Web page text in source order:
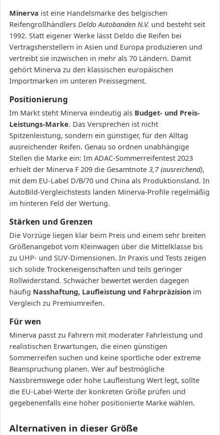
Minerva ist eine Handelsmarke des belgischen
Reifengroßhändlers Deldo Autobanden N.V. und besteht seit
1992. Statt eigener Werke lässt Deldo die Reifen bei
Vertragsherstellern in Asien und Europa produzieren und
vertreibt sie inzwischen in mehr als 70 Ländern. Damit
gehört Minerva zu den klassischen europäischen
Importmarken im unteren Preissegment.
Positionierung
Im Markt steht Minerva eindeutig als Budget- und Preis-
Leistungs-Marke. Das Versprechen ist nicht
Spitzenleistung, sondern ein günstiger, für den Alltag
ausreichender Reifen. Genau so ordnen unabhängige
Stellen die Marke ein: Im ADAC-Sommerreifentest 2023
erhielt der Minerva F 209 die Gesamtnote 3,7 (ausreichend),
mit dem EU-Label D/B/70 und China als Produktionsland. In
AutoBild-Vergleichstests landen Minerva-Profile regelmäßig
im hinteren Feld der Wertung.
Stärken und Grenzen
Die Vorzüge liegen klar beim Preis und einem sehr breiten
Größenangebot vom Kleinwagen über die Mittelklasse bis
zu UHP- und SUV-Dimensionen. In Praxis und Tests zeigen
sich solide Trockeneigenschaften und teils geringer
Rollwiderstand. Schwächer bewertet werden dagegen
häufig Nasshaftung, Laufleistung und Fahrpräzision im
Vergleich zu Premiumreifen.
Für wen
Minerva passt zu Fahrern mit moderater Fahrleistung und
realistischen Erwartungen, die einen günstigen
Sommerreifen suchen und keine sportliche oder extreme
Beanspruchung planen. Wer auf bestmögliche
Nassbremswege oder hohe Laufleistung Wert legt, sollte
die EU-Label-Werte der konkreten Größe prüfen und
gegebenenfalls eine höher positionierte Marke wählen.
Alternativen in dieser Größe